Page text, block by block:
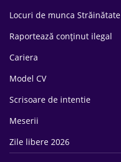
Locuri de munca Străinătate
Raportează conținut ilegal
Cariera
Model CV
Scrisoare de intentie
Meserii
Zile libere 2026